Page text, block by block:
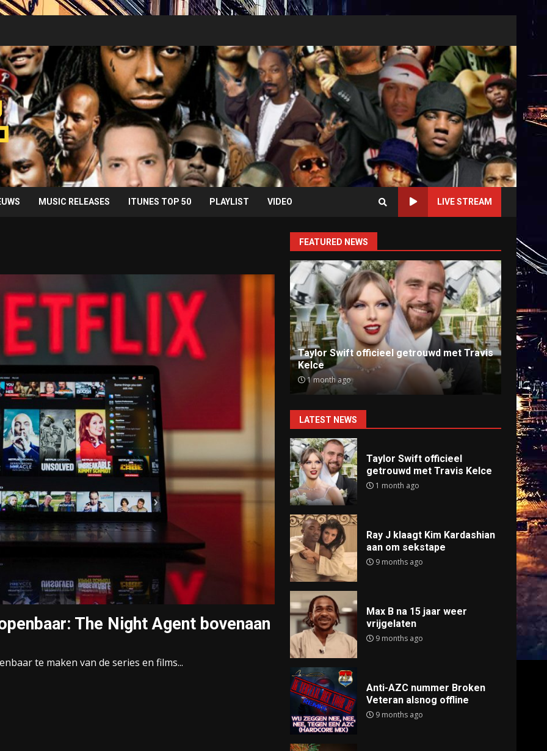
MUSIC RELEASES ITUNES TOP 50 PLAYLIST VIDEO LIVE STREAM
The Night Agent bovenaan
te maken van de series en films...
FEATURED NEWS
Taylor Swift officieel getrouwd met Travis
Kelce
1 month ago
Ray J klaagt Kim Kardashian aan om
sekstape
9 months ago
Anti-
9
LATEST NEWS
Taylor Swift officieel
getrouwd met Travis Kelce
1 month ago
Ray J klaagt Kim Kardashian
aan om sekstape
9 months ago
Max B na 15 jaar weer
vrijgelaten
9 months ago
Anti-AZC nummer Broken
Veteran alsnog offline
9 months ago